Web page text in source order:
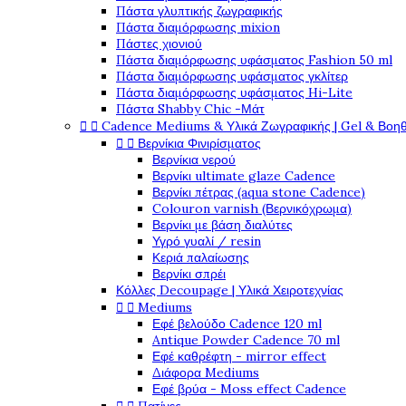
Πάστα γλυπτικής ζωγραφικής
Πάστα διαμόρφωσης mixion
Πάστες χιονιού
Πάστα διαμόρφωσης υφάσματος Fashion 50 ml
Πάστα διαμόρφωσης υφάσματος γκλίτερ
Πάστα διαμόρφωσης υφάσματος Hi-Lite
Πάστα Shabby Chic -Μάτ
  Cadence Mediums & Υλικά Ζωγραφικής | Gel &
  Βερνίκια Φινιρίσματος
Βερνίκια νερού
Βερνίκι ultimate glaze Cadence
Βερνίκι πέτρας (aqua stone Cadence)
Colouron varnish (Βερνικόχρωμα)
Βερνίκι με βάση διαλύτες
Υγρό γυαλί / resin
Κεριά παλαίωσης
Βερνίκι σπρέι
Κόλλες Decoupage | Υλικά Χειροτεχνίας
  Mediums
Εφέ βελούδο Cadence 120 ml
Antique Powder Cadence 70 ml
Εφέ καθρέφτη - mirror effect
Διάφορα Mediums
Εφέ βρύα - Moss effect Cadence